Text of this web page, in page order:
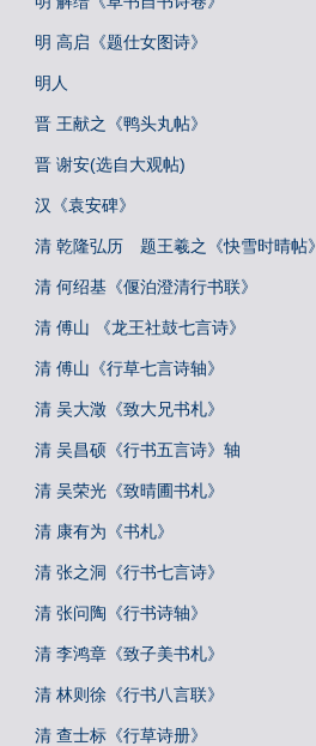
明 高启《题仕女图诗》
明人
晋 王献之《鸭头丸帖》
晋 谢安(选自大观帖)
汉《袁安碑》
清 乾隆弘历 题王羲之《快雪时晴帖》
清 何绍基《偃泊澄清行书联》
清 傅山 《龙王社鼓七言诗》
清 傅山《行草七言诗轴》
清 吴大澂《致大兄书札》
清 吴昌硕《行书五言诗》轴
清 吴荣光《致晴圃书札》
清 康有为《书札》
清 张之洞《行书七言诗》
清 张问陶《行书诗轴》
清 李鸿章《致子美书札》
清 林则徐《行书八言联》
清 查士标《行草诗册》